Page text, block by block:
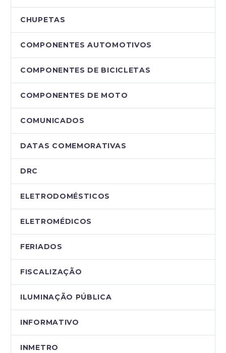
CHUPETAS
COMPONENTES AUTOMOTIVOS
COMPONENTES DE BICICLETAS
COMPONENTES DE MOTO
COMUNICADOS
DATAS COMEMORATIVAS
DRC
ELETRODOMÉSTICOS
ELETROMÉDICOS
FERIADOS
FISCALIZAÇÃO
ILUMINAÇÃO PÚBLICA
INFORMATIVO
INMETRO